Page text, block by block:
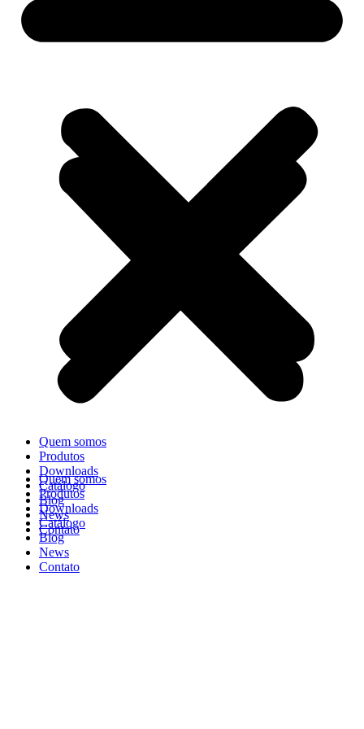
Quem somos
Produtos
Downloads
Catálogo
Blog
News
Contato
Quem somos
Produtos
Downloads
Catálogo
Blog
News
Contato